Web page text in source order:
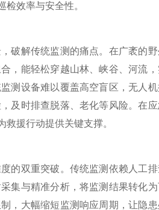
效率与安全性。
解传统监测的痛点。在广袤的野
，能轻松穿越山林、峡谷、河流
测设备难以覆盖高空盲区，无人
及时排查脱落、老化等风险。在
援行动提供关键支撑。
双重突破。传统监测依赖人工排
集与精准分析，将监测结果转化
，大幅缩短监测响应周期，让隐